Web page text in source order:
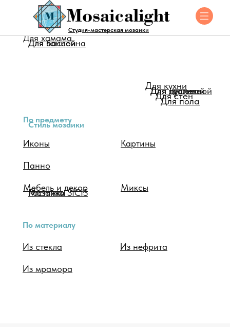
Студия-мастерская мозаики
Стиль мозаики
Мебель и декор
Мозаика SICIS
Иконы Картины
Миксы
Панно
По предмету
Растяжки
По материалу
Из стекла Из нефрита
Из мрамора
Для кухни
Для душевой
Для туалета
Для гостинной
Для стен
Для пола
Для хамама
Для ванной
Для бассейна
Для помещения